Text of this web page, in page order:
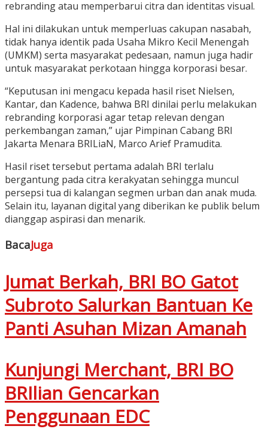
rebranding atau memperbarui citra dan identitas visual.
Hal ini dilakukan untuk memperluas cakupan nasabah,
tidak hanya identik pada Usaha Mikro Kecil Menengah
(UMKM) serta masyarakat pedesaan, namun juga hadir
untuk masyarakat perkotaan hingga korporasi besar.
“Keputusan ini mengacu kepada hasil riset Nielsen,
Kantar, dan Kadence, bahwa BRI dinilai perlu melakukan
rebranding korporasi agar tetap relevan dengan
perkembangan zaman,” ujar Pimpinan Cabang BRI
Jakarta Menara BRILiaN, Marco Arief Pramudita.
Hasil riset tersebut pertama adalah BRI terlalu
bergantung pada citra kerakyatan sehingga muncul
persepsi tua di kalangan segmen urban dan anak muda.
Selain itu, layanan digital yang diberikan ke publik belum
dianggap aspirasi dan menarik.
BacaJuga
Jumat Berkah, BRI BO Gatot
Subroto Salurkan Bantuan Ke
Panti Asuhan Mizan Amanah
Kunjungi Merchant, BRI BO
BRIlian Gencarkan
Penggunaan EDC